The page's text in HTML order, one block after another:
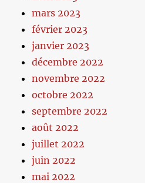
mars 2023
février 2023
janvier 2023
décembre 2022
novembre 2022
octobre 2022
septembre 2022
août 2022
juillet 2022
juin 2022
mai 2022